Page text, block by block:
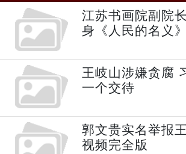
江苏书画院副院
身《人民的名义》
王岐山涉嫌贪腐
一个交待
郭文贵实名举报
视频完全版